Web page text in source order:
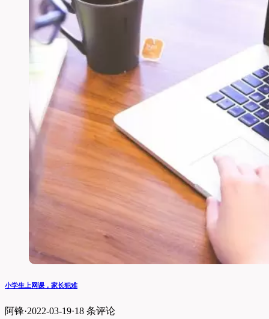
小学生上网课，家长犯难
阿锋·2022-03-19·18 条评论